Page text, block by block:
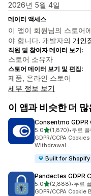
2026년 5월 4일
데이터 액세스
이 앱이 회원님의 스토어
야 합니다. 개발자의 개인
직원 및 참여자 데이터 보기:
스토어 소유자
스토어 데이터 보기 및 편집:
제품, 온라인 스토어
세부 정보 보기
이 앱과 비슷한 더 많
Consentmo GDPR
5.0별 5개 중
(1,870)
총 리뷰 1870개
•무료
GDPR/CCPA
Withdrawal
Built for Shopify
Pandectes GDPR
5.0별 5개 중
(2,888)
총 리뷰 2888개
•무료
GDPR/CCPA